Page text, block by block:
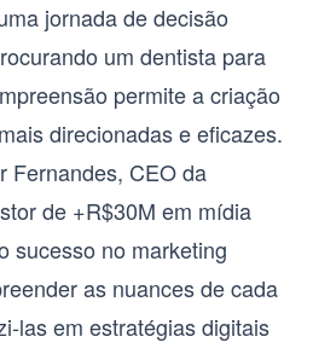
jornada de decisão
um dentista para
permite a criação
direcionadas e eficazes.
Fernandes, CEO da
de +R$30M em mídia
sucesso no marketing
as nuances de cada
las em estratégias digitais